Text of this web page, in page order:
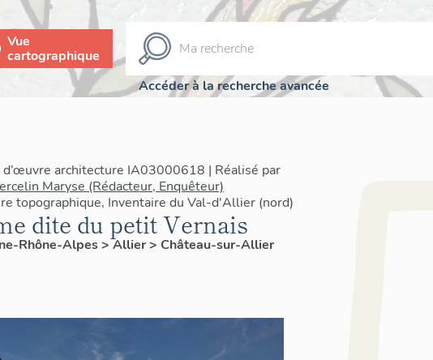
Vue
cartographique
Accéder à la recherche avancée
d’œuvre architecture IA03000618 | Réalisé par
Maryse (Rédacteur, Enquêteur)
topographique, Inventaire du Val-d'Allier (nord)
dite du petit Vernais
Rhône-Alpes>Allier> Château-sur-Allier